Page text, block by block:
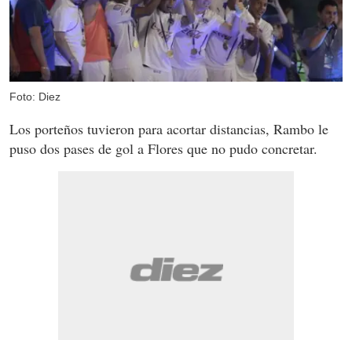
Foto: Diez
Los porteños tuvieron para acortar distancias, Rambo le
puso dos pases de gol a Flores que no pudo concretar.